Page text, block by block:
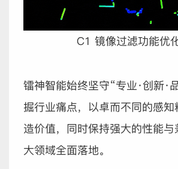
C1 镜像过滤功能优
镭神智能始终坚守“专业·创新·
掘行业痛点，以卓而不同的感
造价值，同时保持强大的性能
大领域全面落地。